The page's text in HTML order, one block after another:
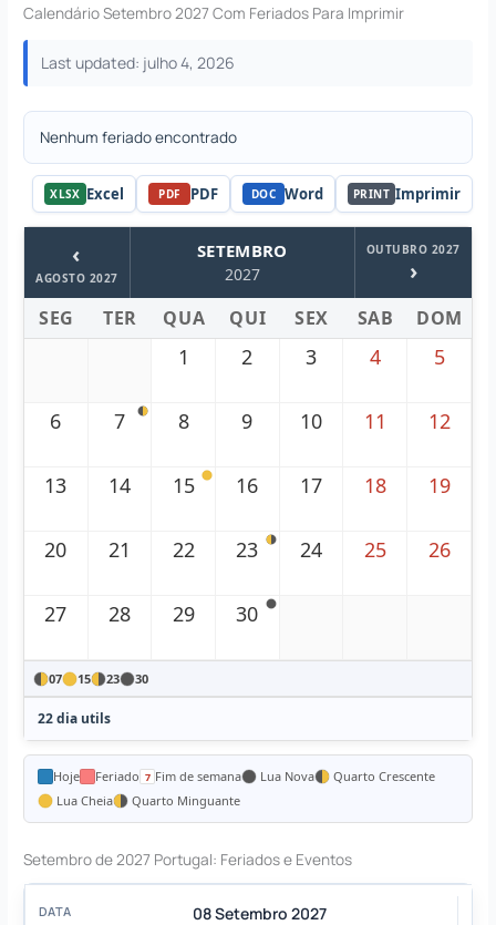
Calendário Setembro 2027 Com Feriados Para Imprimir
Last updated: julho 4, 2026
Nenhum feriado encontrado
XLSX Excel PDF PDF DOC Word PRINT Imprimir
‹
AGOSTO 2027
SETEMBRO
2027
OUTUBRO 2027
›
SEG TER QUA QUI SEX SAB DOM
1 2 3 4 5
6 7 8 9 10 11 12
13 14 15 16 17 18 19
20 21 22 23 24 25 26
27 28 29 30
07 15 23 30
22 dia utils
Hoje Feriado Fim de semana Lua Nova
Quarto Crescente
Lua Cheia
Quarto Minguante
Setembro de 2027 Portugal: Feriados e Eventos
08 Setembro 2027